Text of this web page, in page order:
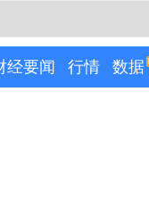
经要闻 行情 数据